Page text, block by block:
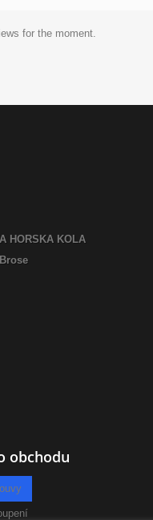
for the moment.
HORSKA KOLA
obchodu